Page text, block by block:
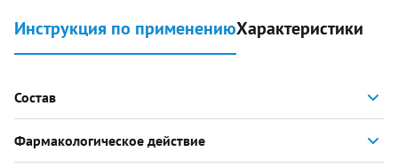
Инструкция по применениюХарактеристики
Состав
Фармакологическое действие